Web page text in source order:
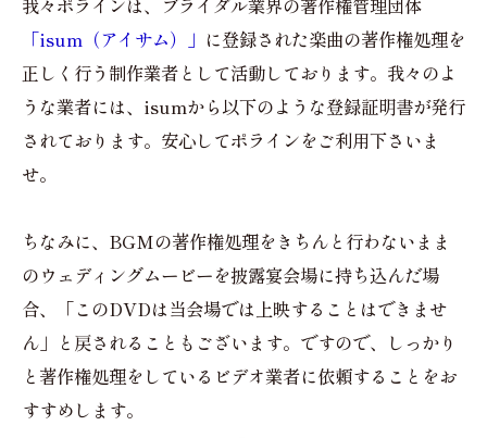
我々ポラインは、ブライダル業界の著作権管理団体
「isum（アイサム）」 に登録された楽曲の著作権処理を
正しく行う制作業者として活動しております。我々のよ
うな業者には、isumから以下のような登録証明書が発行
されております。安心してポラインをご利用下さいま
せ。
ちなみに、BGMの著作権処理をきちんと行わないまま
のウェディングムービーを披露宴会場に持ち込んだ場
合、「このDVDは当会場では上映することはできませ
ん」と戻されることもございます。ですので、しっかり
と著作権処理をしているビデオ業者に依頼することをお
すすめします。